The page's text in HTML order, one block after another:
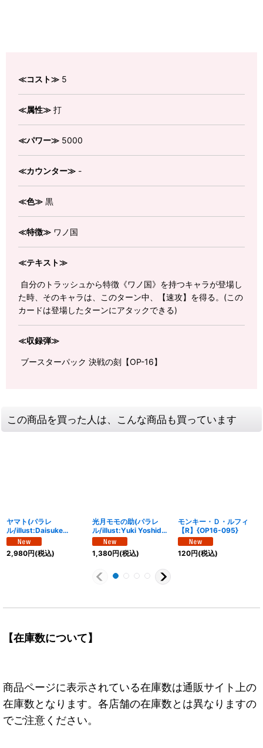
≪コスト≫ 5
≪属性≫ 打
≪パワー≫ 5000
≪カウンター≫ -
≪色≫ 黒
≪特徴≫ ワノ国
≪テキスト≫
自分のトラッシュから特徴《ワノ国》を持つキャラが登場し
た時、そのキャラは、このターン中、【速攻】を得る。(この
カードは登場したターンにアタックできる)
≪収録弾≫
ブースターパック 決戦の刻【OP-16】
この商品を買った人は、こんな商品も買っています
ヤマト(パラレ
ル/illust:Daisuke
izuka)【SR/P】{OP16-
098}
2,980円(税込)
光月モモの助(パラレ
ル/illust:Yuki Yoshida)
【R/P】{OP16-085}
1,380円(税込)
モンキー・Ｄ・ルフィ
【R】{OP16-095}
120円(税込)
【在庫数について】
商品ページに表示されている在庫数は通販サイト上の
在庫数となります。各店舗の在庫数とは異なりますの
でご注意ください。